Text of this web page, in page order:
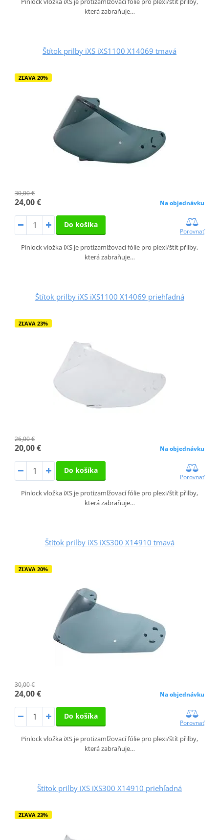
která zabraňuje…
Štítok prilby iXS iXS1100 X14069 tmavá
ZĽAVA 20%
30,00 €
24,00 € Na objednávku
Do košíka
Porovnať
Pinlock vložka iXS je protizamlžovací fólie pro plexi/štít přilby,
která zabraňuje…
Štítok prilby iXS iXS1100 X14069 priehľadná
ZĽAVA 23%
26,00 €
20,00 € Na objednávku
Do košíka
Porovnať
Pinlock vložka iXS je protizamlžovací fólie pro plexi/štít přilby,
která zabraňuje…
Štítok prilby iXS iXS300 X14910 tmavá
ZĽAVA 20%
30,00 €
24,00 € Na objednávku
Do košíka
Porovnať
Pinlock vložka iXS je protizamlžovací fólie pro plexi/štít přilby,
která zabraňuje…
Štítok prilby iXS iXS300 X14910 priehľadná
ZĽAVA 23%